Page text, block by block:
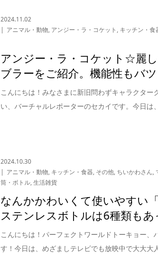
2024.11.02
アニマル・動物, アンジー・ラ・コケット , キッチン・食
アンジー・ラ・コケット☆麗
ブラーをご紹介。機能性もバ
こんにちは！みなさまに新旧問わずキャラクター
い、バーチャルレポーターのセカイです。今日は
2024.10.30
アニマル・動物, キッチン・食器, その他, ちいかわさん,
筒・ボトル,生活雑貨
なんかかわいくて使いやすい
ステンレスボトルは6種類もあ
こんにちは！パーフェクトワールドトーキョー、
す！今日は、めざましテレビでも放映中で大大大